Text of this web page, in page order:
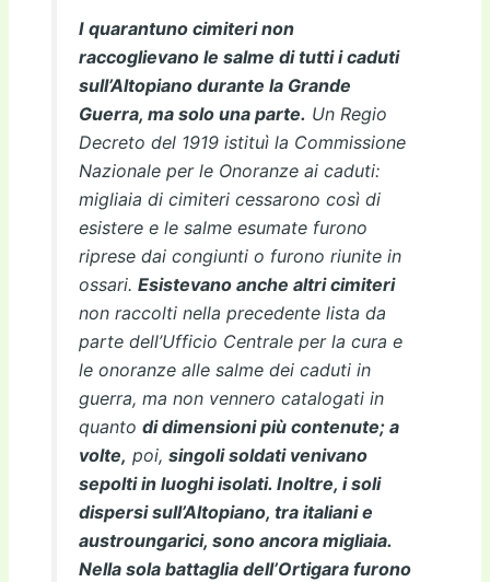
I quarantuno cimiteri non
raccoglievano le salme di tutti i caduti
sull’Altopiano durante la Grande
Guerra, ma solo una parte. Un Regio
Decreto del 1919 istituì la Commissione
Nazionale per le Onoranze ai caduti:
migliaia di cimiteri cessarono così di
esistere e le salme esumate furono
riprese dai congiunti o furono riunite in
ossari. Esistevano anche altri cimiteri
non raccolti nella precedente lista da
parte dell’Ufficio Centrale per la cura e
le onoranze alle salme dei caduti in
guerra, ma non vennero catalogati in
quanto di dimensioni più contenute; a
volte, poi, singoli soldati venivano
sepolti in luoghi isolati. Inoltre, i soli
dispersi sull’Altopiano, tra italiani e
austroungarici, sono ancora migliaia.
Nella sola battaglia dell’Ortigara furono